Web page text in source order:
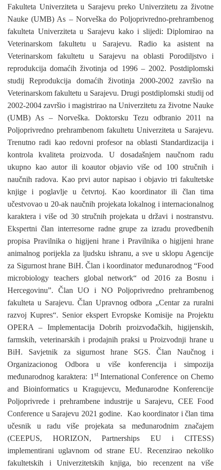
Fakulteta Univerziteta u Sarajevu preko Univerzitetu za životne
Nauke (UMB) As – Norveška do Poljoprivredno-prehrambenog
fakulteta Univerziteta u Sarajevu kako i slijedi: Diplomirao na
Veterinarskom fakultetu u Sarajevu. Radio ka asistent na
Veterinarskom fakultetu u Sarajevu na oblasti Porodiljstvo i
reprodukcija domaćih životinja od 1996 – 2002. Postdiplomski
studij Reprodukcija domaćih životinja 2000-2002 završio na
Veterinarskom fakultetu u Sarajevu. Drugi postdiplomski studij od
2002-2004 završio i magistrirao na Univerzitetu za životne Nauke
(UMB) As – Norveška. Doktorsku Tezu odbranio 2011 na
Poljoprivredno prehrambenom fakultetu Univerziteta u Sarajevu.
Trenutno radi kao redovni profesor na oblasti Standardizacija i
kontrola kvaliteta proizvoda. U dosadašnjem naučnom radu
ukupno kao autor ili koautor objavio više od 100 stručnih i
naučnih radova. Kao prvi autor napisao i objavio tri fakultetske
knjige i poglavlje u četvrtoj. Kao koordinator ili član tima
učestvovao u 20-ak naučnih projekata lokalnog i internacionalnog
karaktera i više od 30 stručnih projekata u državi i nostranstvu.
Ekspertni član interresorne radne grupe za izradu provedbenih
propisa Pravilnika o higijeni hrane i Pravilnika o higijeni hrane
animalnog porijekla za ljudsku ishranu, a sve u sklopu Agencije
za Sigurnost hrane BiH. Član i koordinator međunarodnog “Food
microbiology teachers global network“ od 2016 za Bosnu i
Hercegovinu”. Član UO i NO Poljoprivredno prehrambenog
fakulteta u Sarajevu. Član Upravnog odbora „Centar za ruralni
razvoj Kupres“. Senior ekspert Evropske Komisije na Projektu
OPERA – Implementacija Dobrih proizvođačkih, higijenskih,
farmskih, veterinarskih i prodajnih praksi u Proizvodnji hrane u
BiH. Savjetnik za sigurnost hrane SGS. Član Naučnog i
Organizacionog Odbora u više konferencija i simpozija
međunarodnog karaktera: 1 stInternational Conference on Chemo
and Bioinformatics u Kragujevcu, Međunarodne Konferencije
Poljoprivrede i prehrambene industrije u Sarajevu, CEE Food
Conference u Sarajevu 2021 godine. Kao koordinator i član tima
učesnik u radu više projekata sa međunarodnim značajem
(CEEPUS, HORIZON, Partnerships EU i CITESS)
implementirani uglavnom od strane EU. Recenzirao nekoliko
fakultetskih i Univerzitetskih knjiga, bio recenzent na više